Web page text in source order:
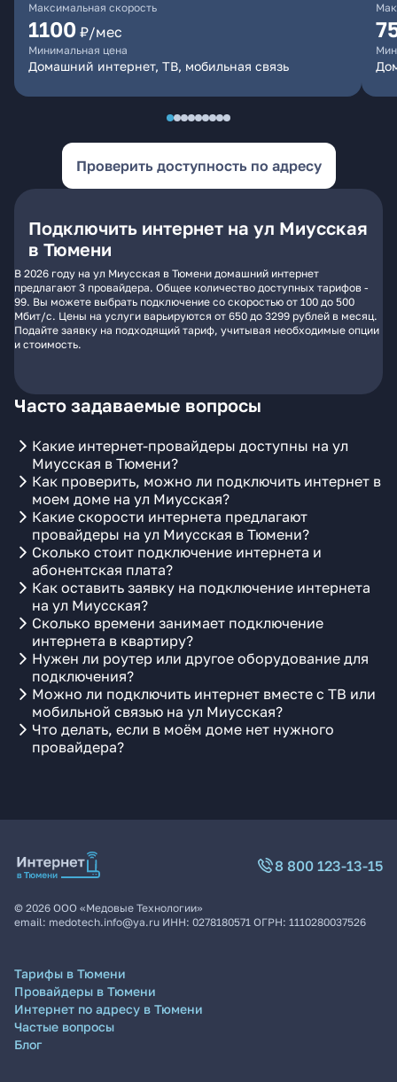
Максимальная скорость
1100 ₽/мес
Минимальная цена
Домашний интернет, ТВ, мобильная связь
Проверить доступность по адресу
Подключить интернет на ул Миусская
в Тюмени
В 2026 году на ул Миусская в Тюмени домашний интернет
предлагают 3 провайдера. Общее количество доступных тарифов -
99. Вы можете выбрать подключение со скоростью от 100 до 500
Мбит/с. Цены на услуги варьируются от 650 до 3299 рублей в месяц.
Подайте заявку на подходящий тариф, учитывая необходимые опции
и стоимость.
Часто задаваемые вопросы
Какие интернет-провайдеры доступны на ул
Миусская в Тюмени?
Как проверить, можно ли подключить интернет в
моем доме на ул Миусская?
Какие скорости интернета предлагают
провайдеры на ул Миусская в Тюмени?
Сколько стоит подключение интернета и
абонентская плата?
Как оставить заявку на подключение интернета
на ул Миусская?
Сколько времени занимает подключение
интернета в квартиру?
Нужен ли роутер или другое оборудование для
подключения?
Можно ли подключить интернет вместе с ТВ или
мобильной связью на ул Миусская?
Что делать, если в моём доме нет нужного
провайдера?
8 800 123-13-15
© 2026 ООО «Медовые Технологии»
email: medotech.info@ya.ru ИНН: 0278180571 ОГРН: 1110280037526
Тарифы в Тюмени
Провайдеры в Тюмени
Интернет по адресу в Тюмени
Частые вопросы
Блог